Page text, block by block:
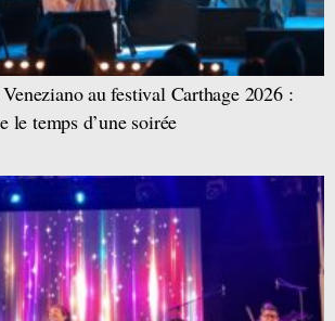
au festival Carthage 2026 :
le temps d’une soirée